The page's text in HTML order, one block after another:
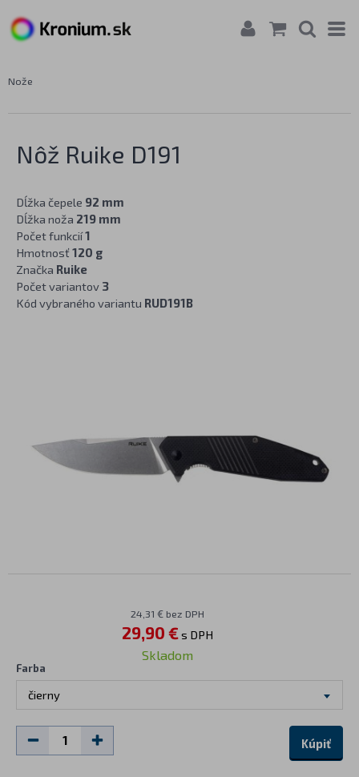
Nože
Nôž Ruike D191
Dĺžka čepele 92 mm
Dĺžka noža 219 mm
Počet funkcií1
Hmotnosť 120 g
Značka Ruike
Počet variantov 3
Kód vybraného variantu RUD191B
24,31 € bez DPH
29,90 €s DPH
Skladom
Farba
čierny
Kúpiť